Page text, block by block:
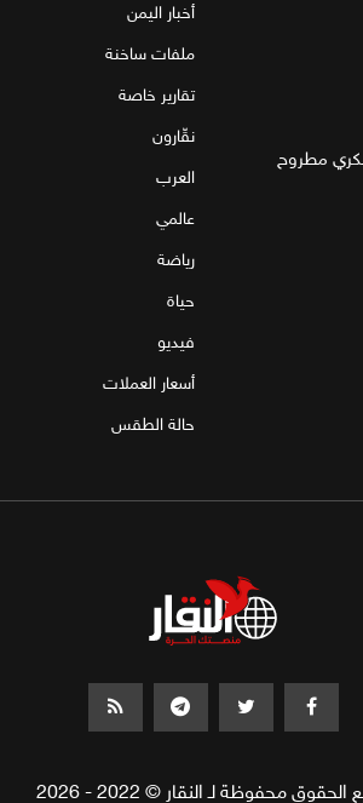
مطروح
أخبار اليمن
ملفات ساخنة
تقارير خاصة
نقّارون
العرب
عالمي
رياضة
حياة
فيديو
أسعار العملات
حالة الطقس
محفوظة لـ النقار © 2022 - 2026